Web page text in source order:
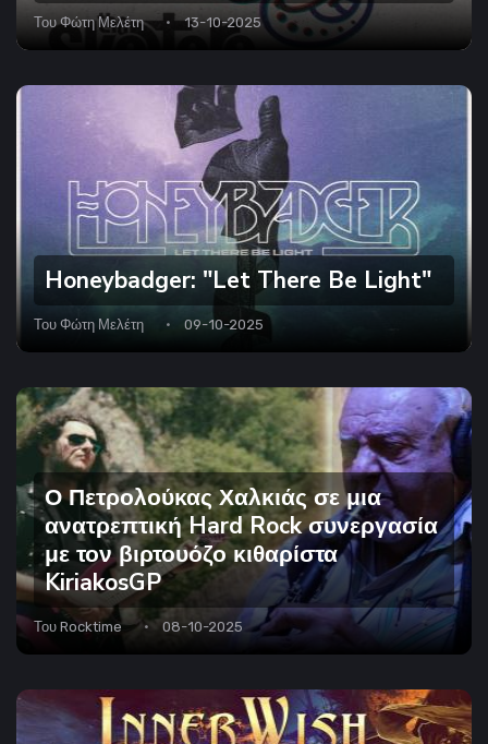
ΤουΦώτη Μελέτη 13-10-2025
Honeybadger: "Let There Be Light"
Του Φώτη Μελέτη 09-10-2025
Ο Πετρολούκας Χαλκιάς σε μια
ανατρεπτική Hard Rock συνεργασία
με τον βιρτουόζο κιθαρίστα
KiriakosGP
Του Rocktime 08-10-2025